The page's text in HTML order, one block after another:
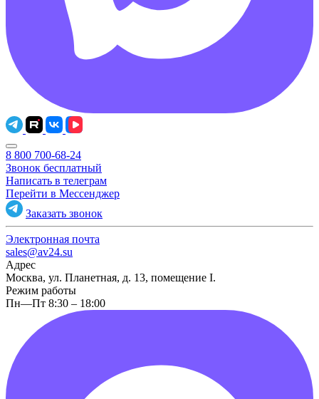
8 800 700-68-24
Звонок бесплатный
Написать в телеграм
Перейти в Мессенджер
Заказать звонок
Электронная почта
sales@av24.su
Адрес
Москва, ул. Планетная, д. 13, помещение I.
Режим работы
Пн—Пт 8:30 – 18:00